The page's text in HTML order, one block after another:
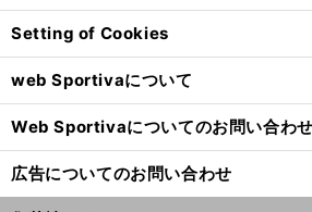
Setting of Cookies
web Sportivaについて
Web Sportivaについてのお問い合わせ
広告についてのお問い合わせ